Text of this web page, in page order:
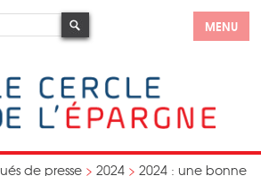
MENU
de presse > 2024 > 2024 : une bonne